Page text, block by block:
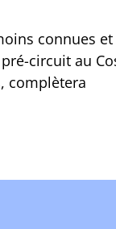
connues
circuit au
complètera